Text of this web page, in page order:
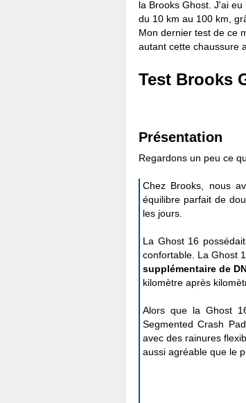
la Brooks Ghost. J'ai
du 10 km au 100 km,
Mon dernier test de ce
autant cette chaussure
Test Brooks
Présentation
Regardons un peu ce
Chez Brooks, nous
équilibre parfait de
les jours.
La Ghost 16
confortable. La Ghost
supplémentaire de
kilomètre après
Alors que la Ghost
Segmented Crash
avec des rainures
aussi agréable que le